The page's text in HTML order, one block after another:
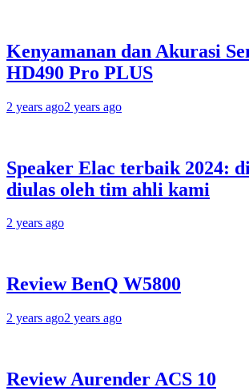
Kenyamanan dan Akurasi
HD490 Pro PLUS
2 years ago2 years ago
Speaker Elac terbaik 2024:
diulas oleh tim ahli kami
2 years ago
Review BenQ W5800
2 years ago2 years ago
Review Aurender ACS 10